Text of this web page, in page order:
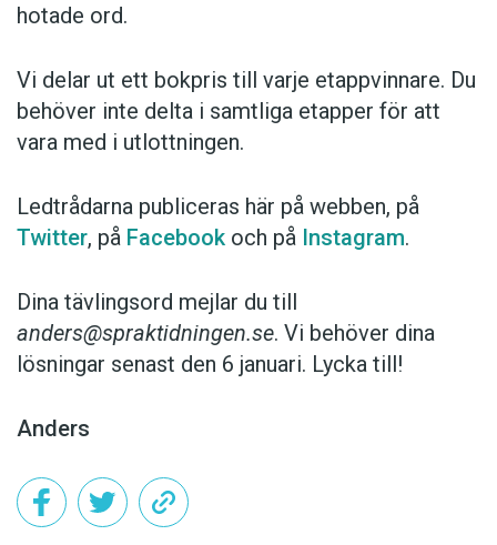
hotade ord.
Vi delar ut ett bokpris till varje etappvinnare. Du
behöver inte delta i samtliga etapper för att
vara med i utlottningen.
Ledtrådarna publiceras här på webben, på
Twitter, på Facebook och på Instagram.
Dina tävlingsord mejlar du till
anders@spraktidningen.se. Vi behöver dina
lösningar senast den 6 januari. Lycka till!
Anders